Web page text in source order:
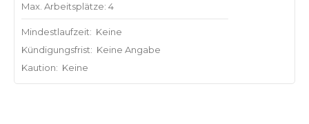
Max. Arbeitsplätze: 4
Mindestlaufzeit: Keine
Kündigungsfrist: Keine Angabe
Kaution: Keine